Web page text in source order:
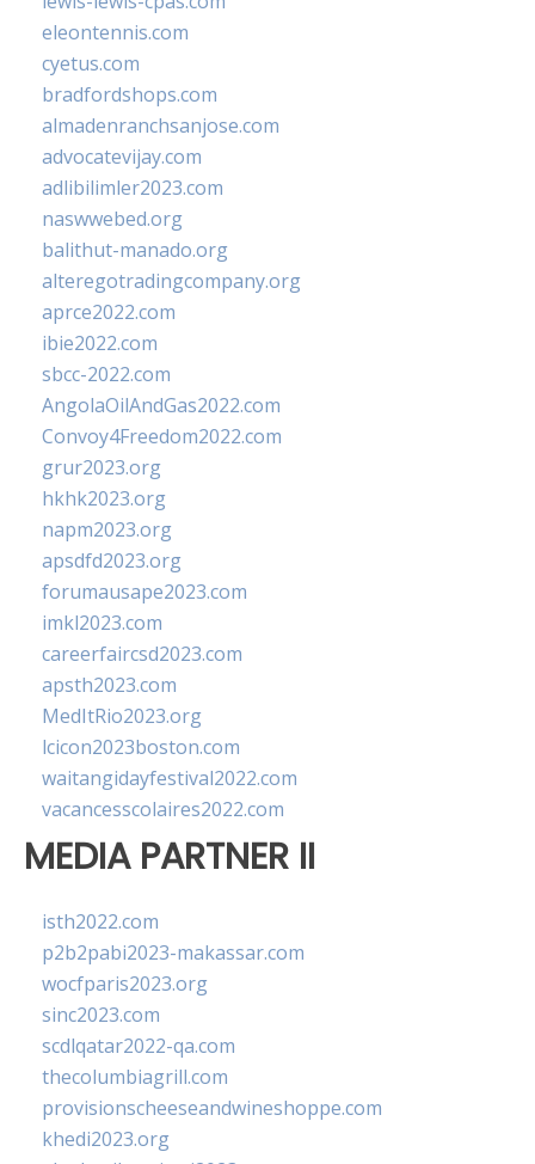
eleontennis.com
cyetus.com
bradfordshops.com
almadenranchsanjose.com
advocatevijay.com
adlibilimler2023.com
naswwebed.org
balithut-manado.org
alteregotradingcompany.org
aprce2022.com
ibie2022.com
sbcc-2022.com
AngolaOilAndGas2022.com
Convoy4Freedom2022.com
grur2023.org
hkhk2023.org
napm2023.org
apsdfd2023.org
forumausape2023.com
imkl2023.com
careerfaircsd2023.com
apsth2023.com
MedItRio2023.org
lcicon2023boston.com
waitangidayfestival2022.com
vacancesscolaires2022.com
MEDIA PARTNER II
isth2022.com
p2b2pabi2023-makassar.com
wocfparis2023.org
sinc2023.com
scdlqatar2022-qa.com
thecolumbiagrill.com
provisionscheeseandwineshoppe.com
khedi2023.org